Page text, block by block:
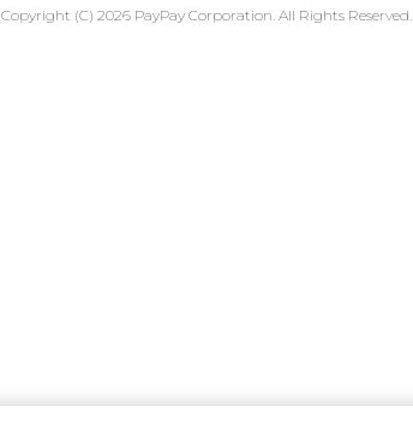
Copyright (C) 2026 PayPay Corporation. All Rights Reserved.